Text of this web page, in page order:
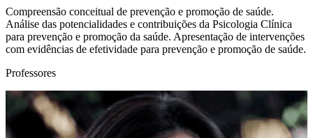
Compreensão conceitual de prevenção e promoção de saúde.
Análise das potencialidades e contribuições da Psicologia Clínica
para prevenção e promoção da saúde. Apresentação de intervenções
com evidências de efetividade para prevenção e promoção de saúde.
Professores